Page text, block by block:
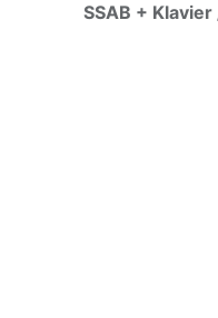
SSAB +